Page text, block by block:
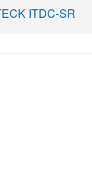
ITDC-SR